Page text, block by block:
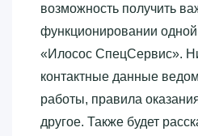
возможность получить
функционировании
«‎Илосос СпецСервис»‎.
контактные данные
работы, правила
другое. Также будет